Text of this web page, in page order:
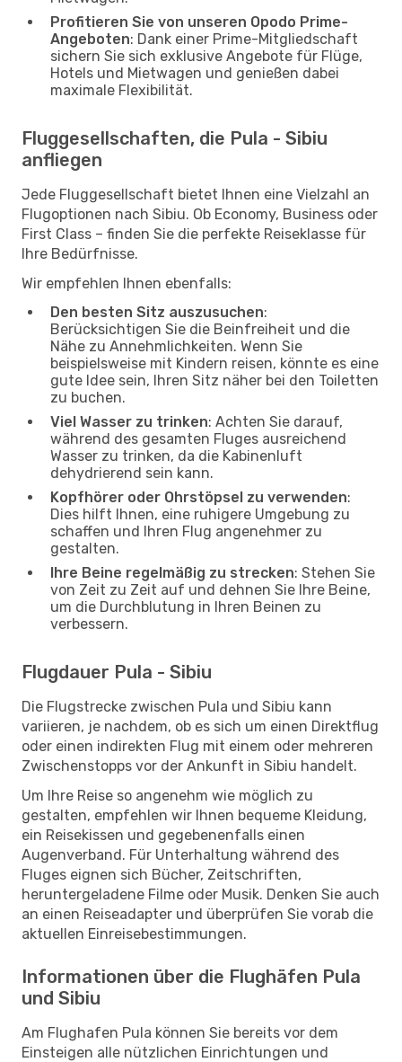
Profitieren Sie von unseren Opodo Prime-
Angeboten: Dank einer Prime-Mitgliedschaft
sichern Sie sich exklusive Angebote für Flüge,
Hotels und Mietwagen und genießen dabei
maximale Flexibilität.
Fluggesellschaften, die Pula - Sibiu
anfliegen
Jede Fluggesellschaft bietet Ihnen eine Vielzahl an
Flugoptionen nach Sibiu. Ob Economy, Business oder
First Class – finden Sie die perfekte Reiseklasse für
Ihre Bedürfnisse.
Wir empfehlen Ihnen ebenfalls:
Den besten Sitz auszusuchen:
Berücksichtigen Sie die Beinfreiheit und die
Nähe zu Annehmlichkeiten. Wenn Sie
beispielsweise mit Kindern reisen, könnte es eine
gute Idee sein, Ihren Sitz näher bei den Toiletten
zu buchen.
Viel Wasser zu trinken: Achten Sie darauf,
während des gesamten Fluges ausreichend
Wasser zu trinken, da die Kabinenluft
dehydrierend sein kann.
Kopfhörer oder Ohrstöpsel zu verwenden:
Dies hilft Ihnen, eine ruhigere Umgebung zu
schaffen und Ihren Flug angenehmer zu
gestalten.
Ihre Beine regelmäßig zu strecken: Stehen Sie
von Zeit zu Zeit auf und dehnen Sie Ihre Beine,
um die Durchblutung in Ihren Beinen zu
verbessern.
Flugdauer Pula - Sibiu
Die Flugstrecke zwischen Pula und Sibiu kann
variieren, je nachdem, ob es sich um einen Direktflug
oder einen indirekten Flug mit einem oder mehreren
Zwischenstopps vor der Ankunft in Sibiu handelt.
Um Ihre Reise so angenehm wie möglich zu
gestalten, empfehlen wir Ihnen bequeme Kleidung,
ein Reisekissen und gegebenenfalls einen
Augenverband. Für Unterhaltung während des
Fluges eignen sich Bücher, Zeitschriften,
heruntergeladene Filme oder Musik. Denken Sie auch
an einen Reiseadapter und überprüfen Sie vorab die
aktuellen Einreisebestimmungen.
Informationen über die Flughäfen Pula
und Sibiu
Am Flughafen Pula können Sie bereits vor dem
Einsteigen alle nützlichen Einrichtungen und